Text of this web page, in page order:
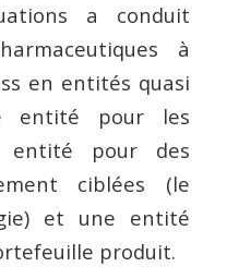
a conduit
à
en entités quasi
entité pour les
entité pour des
ciblées (le
et une entité
produit.